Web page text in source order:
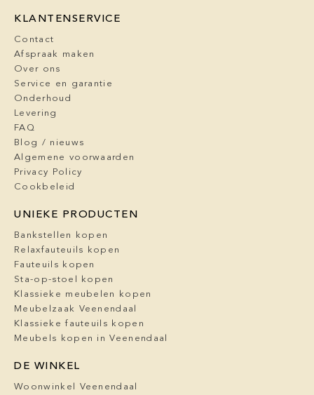
KLANTENSERVICE
Contact
Afspraak maken
Over ons
Service en garantie
Onderhoud
Levering
FAQ
Blog / nieuws
Algemene voorwaarden
Privacy Policy
Cookbeleid
UNIEKE PRODUCTEN
Bankstellen kopen
Relaxfauteuils kopen
Fauteuils kopen
Sta-op-stoel kopen
Klassieke meubelen kopen
Meubelzaak Veenendaal
Klassieke fauteuils kopen
Meubels kopen in Veenendaal
DE WINKEL
Woonwinkel Veenendaal